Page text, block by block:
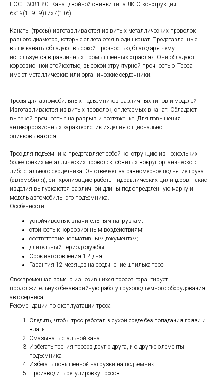
ГОСТ 3081-80. Канат двойной свивки типа ЛК-О конструкции
6х19(1+9+9)+7х7(1+6).
Канаты (тросы) изготавливаются из витых металлических проволок
разного диаметра, которые сплетаются в один канат. Представленные
выше канаты обладают высокой прочностью, благодаря чему
используется в различных промышленных отраслях. Они обладают
коррозионной стойкостью, высокой структурной прочностью. Троса
имеют металлические или органические сердечники.
Тросы для автомобильных подъемников различных типов и моделей.
Изготавливаются из витых проволок, сплетаемых в канат. Обладают
высокой прочностью на разрыв и растяжение. Для повышения
антикоррозионных характеристик изделия опционально
оцинковываются.
Трос для подъемника представляет собой конструкцию из нескольких
более тонких металлических проволок, обвитых вокруг органического
либо стального сердечника. Он отвечает за равномерное поднятие груза
(автомобиля), синхронизацию работы гидравлических цилиндров. Такие
изделия выпускаются различной длины под определенную марку и
модель автомобильного подъемника.
Особенности:
устойчивость к значительным нагрузкам;
стойкость к коррозионным воздействиям;
соответствие нормативным документам;
длительный период службы.
Срок изготовления 1-2 дня
Гарантия 12 месяцев на соединение шпилька трос
Своевременная замена износившихся тросов гарантирует
продолжительную безаварийную работу грузоподъемного оборудования
автосервиса.
Рекомендации по эксплуатации троса
Следить, чтобы трос работал в сухой среде без попадания грязи и
влаги.
Смазывать стальной канат.
Избегать трения тросов друг о друга, и о другие элементы
подъемника
Избегать повышенной нагрузки на подъемник
Производить регулировку тросов.